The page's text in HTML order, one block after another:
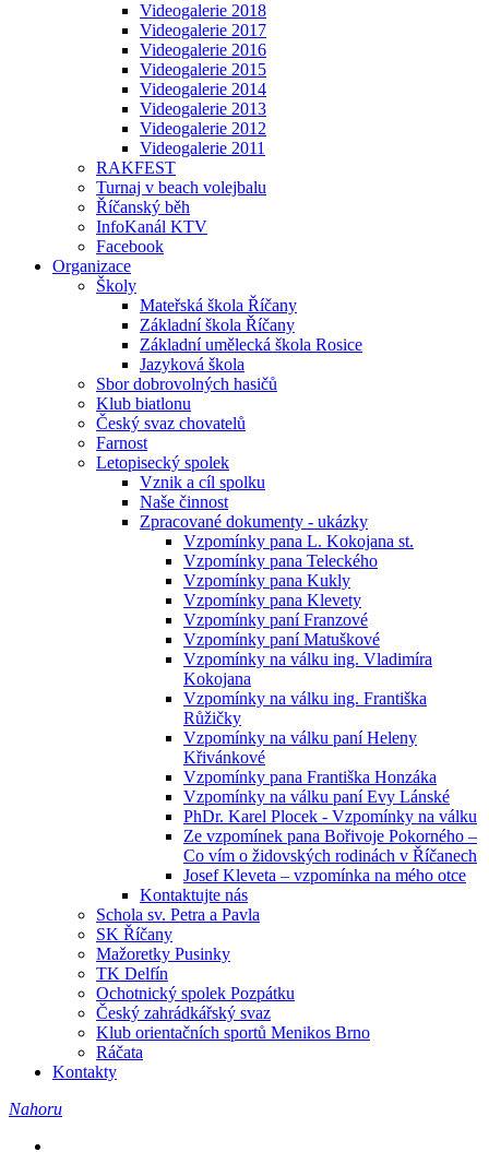
Videogalerie 2018
Videogalerie 2017
Videogalerie 2016
Videogalerie 2015
Videogalerie 2014
Videogalerie 2013
Videogalerie 2012
Videogalerie 2011
RAKFEST
Turnaj v beach volejbalu
Říčanský běh
InfoKanál KTV
Facebook
Organizace
Školy
Mateřská škola Říčany
Základní škola Říčany
Základní umělecká škola Rosice
Jazyková škola
Sbor dobrovolných hasičů
Klub biatlonu
Český svaz chovatelů
Farnost
Letopisecký spolek
Vznik a cíl spolku
Naše činnost
Zpracované dokumenty - ukázky
Vzpomínky pana L. Kokojana st.
Vzpomínky pana Teleckého
Vzpomínky pana Kukly
Vzpomínky pana Klevety
Vzpomínky paní Franzové
Vzpomínky paní Matuškové
Vzpomínky na válku ing. Vladimíra
Kokojana
Vzpomínky na válku ing. Františka
Růžičky
Vzpomínky na válku paní Heleny
Křivánkové
Vzpomínky pana Františka Honzáka
Vzpomínky na válku paní Evy Lánské
PhDr. Karel Plocek - Vzpomínky na válku
Ze vzpomínek pana Bořivoje Pokorného –
Co vím o židovských rodinách v Říčanech
Josef Kleveta – vzpomínka na mého otce
Kontaktujte nás
Schola sv. Petra a Pavla
SK Říčany
Mažoretky Pusinky
TK Delfín
Ochotnický spolek Pozpátku
Český zahrádkářský svaz
Klub orientačních sportů Menikos Brno
Ráčata
Kontakty
Nahoru